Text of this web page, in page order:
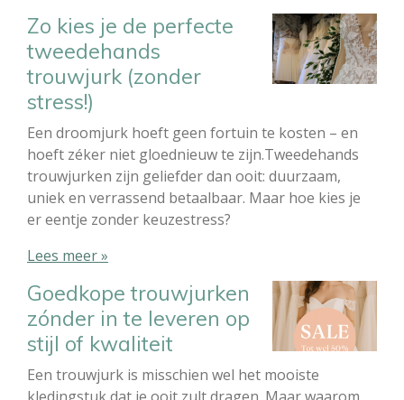
Zo kies je de perfecte
tweedehands
trouwjurk (zonder
stress!)
Een droomjurk hoeft geen fortuin te kosten – en
hoeft zéker niet gloednieuw te zijn.Tweedehands
trouwjurken zijn geliefder dan ooit: duurzaam,
uniek en verrassend betaalbaar. Maar hoe kies je
er eentje zonder keuzestress?
Lees meer »
Goedkope trouwjurken
zónder in te leveren op
stijl of kwaliteit
Een trouwjurk is misschien wel het mooiste